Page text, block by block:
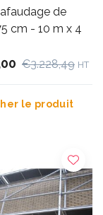
de
cm - 10 m x 4
€3.228,49 HT
le produit